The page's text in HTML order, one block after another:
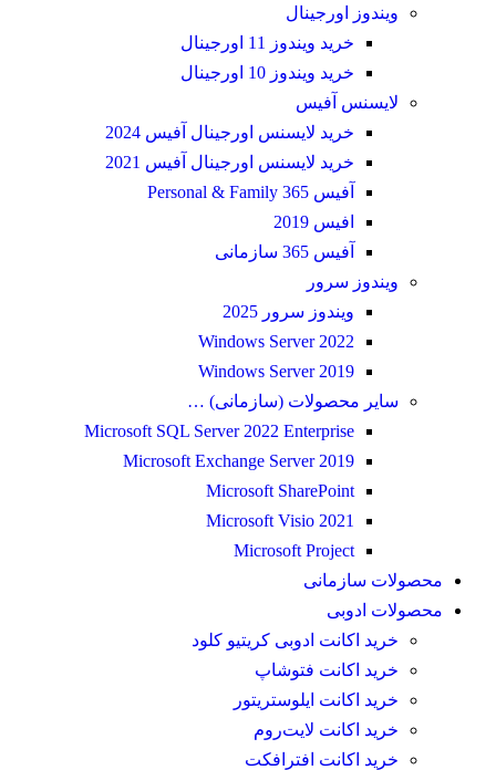
ویندوز اورجینال
خرید ویندوز 11 اورجینال
خرید ویندوز 10 اورجینال
لایسنس آفیس
خرید لایسنس اورجینال آفیس 2024
خرید لایسنس اورجینال آفیس 2021
آفیس 365 Personal & Family
افیس 2019
آفیس 365 سازمانی
ویندوز سرور
ویندوز سرور 2025
Windows Server 2022
Windows Server 2019
سایر محصولات (سازمانی) …
Microsoft SQL Server 2022 Enterprise
Microsoft Exchange Server 2019
Microsoft SharePoint
Microsoft Visio 2021
Microsoft Project
محصولات سازمانی
محصولات ادوبی
خرید اکانت ادوبی کریتیو کلود
خرید اکانت فتوشاپ
خرید اکانت ایلوستریتور
خرید اکانت لایت‌روم
خرید اکانت افترافکت